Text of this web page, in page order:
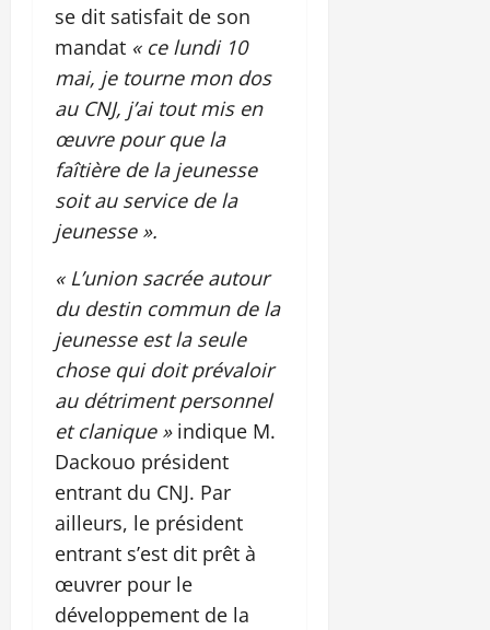
se dit satisfait de son
mandat « ce lundi 10
mai, je tourne mon dos
au CNJ, j’ai tout mis en
œuvre pour que la
faîtière de la jeunesse
soit au service de la
jeunesse ».
« L’union sacrée autour
du destin commun de la
jeunesse est la seule
chose qui doit prévaloir
au détriment personnel
et clanique » indique M.
Dackouo président
entrant du CNJ. Par
ailleurs, le président
entrant s’est dit prêt à
œuvrer pour le
développement de la